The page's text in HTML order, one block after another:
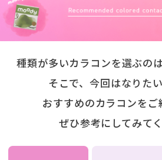
種類が多いカラコンを選ぶの
そこで、今回はなりた
おすすめのカラコンをご
ぜひ参考にしてみて